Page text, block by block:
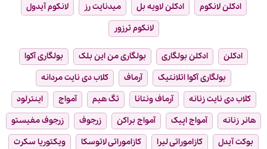
ادکلن لانکوم
ادکلن لاویه بل میدنایت رز
لانکوم آیدول
لانکوم ترزور
ادکلن ادکلن بولگاری بولگاری من این بلک
بولگاری آکوا
بولگاری آکوا اتلانتیک
آرماف
کلاب دی نایت مردانه
کلاب دی نایت زنانه
آرماف ونتانا تگ هیم آمواج
اینترلود
هانر زنانه
آمواج اپیک آمواج براکن زرجوف
زرجوف مفیستو
بوکت آیدل
کازاموراتی لیرا کازاموراتی لاتوسکا
ویکتوریا سکرت